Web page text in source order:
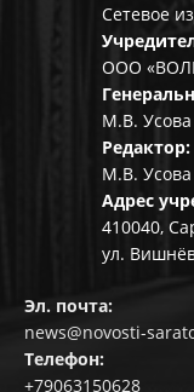
Сетевое
ООО
М.В. Усова
Редактор:
М.В. Усова
Адрес
410040,
ул.
Эл. почта:
news@novosti-
Телефон:
+79063150628